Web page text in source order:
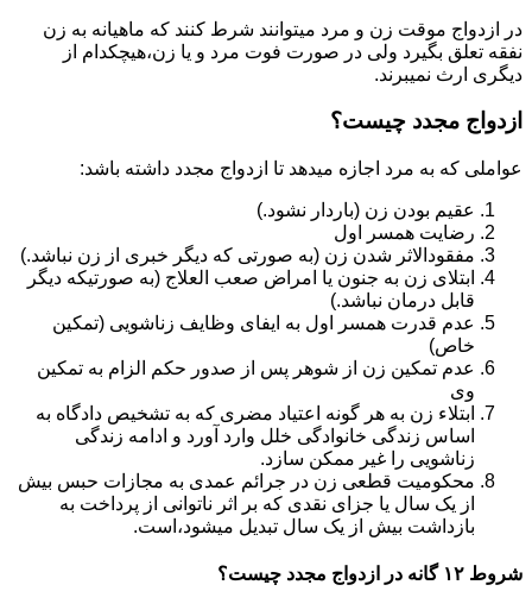
در ازدواج موقت زن و مرد میتوانند شرط کنند که ماهیانه به زن
نفقه تعلق بگیرد ولی در صورت فوت مرد و یا زن،هیچکدام از
دیگری ارث نمیبرند.
ازدواج مجدد چیست؟
عواملی که به مرد اجازه میدهد تا ازدواج مجدد داشته باشد:
عقیم بودن زن (باردار نشود.)
رضایت همسر اول
مفقودالاثر شدن زن (به صورتی که دیگر خبری از زن نباشد.)
ابتلای زن به جنون یا امراض صعب العلاج (به صورتیکه دیگر
قابل درمان نباشد.)
عدم قدرت همسر اول به ایفای وظایف زناشویی (تمکین
خاص)
عدم تمکین زن از شوهر پس از صدور حکم الزام به تمکین
وی
ابتلاء زن به هر گونه اعتیاد مضری که به تشخیص دادگاه به
اساس زندگی خانوادگی خلل وارد آورد و ادامه زندگی
زناشویی را غیر ممکن سازد.
محکومیت قطعی زن در جرائم عمدی به مجازات حبس بیش
از یک سال یا جزای نقدی که بر اثر ناتوانی از پرداخت به
بازداشت بیش از یک سال تبدیل می‎شود،است.
شروط ۱۲ گانه در ازدواج مجدد چیست؟